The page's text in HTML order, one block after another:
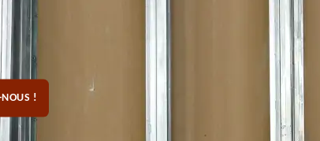
NOUS !